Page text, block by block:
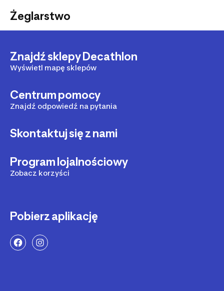
Żeglarstwo
Znajdź sklepy Decathlon
Wyświetl mapę sklepów
Centrum pomocy
Znajdź odpowiedź na pytania
Skontaktuj się z nami
Program lojalnościowy
Zobacz korzyści
Pobierz aplikację